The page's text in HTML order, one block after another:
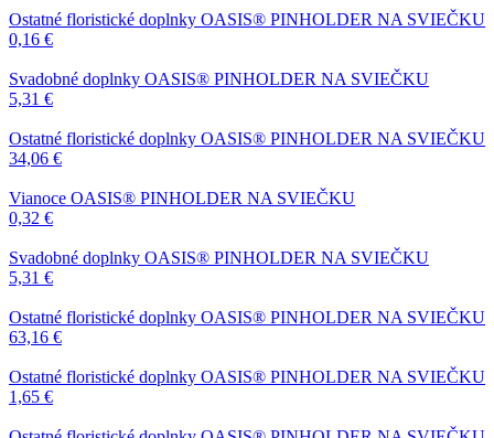
Ostatné floristické doplnky OASIS® PINHOLDER NA SVIEČKU
0,16 €
Svadobné doplnky OASIS® PINHOLDER NA SVIEČKU
5,31 €
Ostatné floristické doplnky OASIS® PINHOLDER NA SVIEČKU
34,06 €
Vianoce OASIS® PINHOLDER NA SVIEČKU
0,32 €
Svadobné doplnky OASIS® PINHOLDER NA SVIEČKU
5,31 €
Ostatné floristické doplnky OASIS® PINHOLDER NA SVIEČKU
63,16 €
Ostatné floristické doplnky OASIS® PINHOLDER NA SVIEČKU
1,65 €